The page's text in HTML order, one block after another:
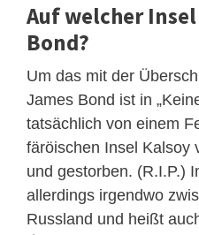
Auf welcher
Bond?
Um das mit der
James Bond ist in
tatsächlich von einem
färöischen Insel Kalsoy
und gestorben. (R.I.P.)
allerdings irgendwo
Russland und heißt